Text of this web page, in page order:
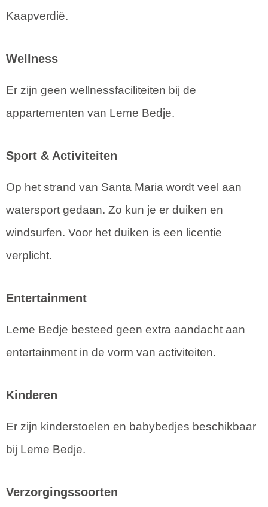
Kaapverdië.
Wellness
Er zijn geen wellnessfaciliteiten bij de
appartementen van Leme Bedje.
Sport & Activiteiten
Op het strand van Santa Maria wordt veel aan
watersport gedaan. Zo kun je er duiken en
windsurfen. Voor het duiken is een licentie
verplicht.
Entertainment
Leme Bedje besteed geen extra aandacht aan
entertainment in de vorm van activiteiten.
Kinderen
Er zijn kinderstoelen en babybedjes beschikbaar
bij Leme Bedje.
Verzorgingssoorten